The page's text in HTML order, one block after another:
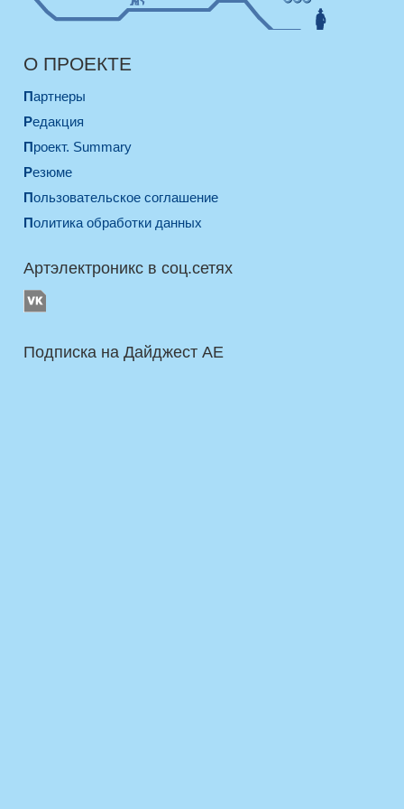
О ПРОЕКТЕ
Партнеры
Редакция
Проект. Summary
Резюме
Пользовательское соглашение
Политика обработки данных
Артэлектроникс в соц.сетях
Подписка на Дайджест AE